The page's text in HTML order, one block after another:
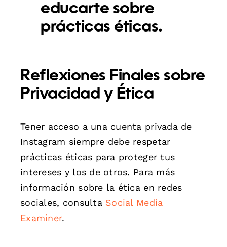
educarte sobre
prácticas éticas.
Reflexiones Finales sobre
Privacidad y Ética
Tener acceso a una cuenta privada de
Instagram siempre debe respetar
prácticas éticas para proteger tus
intereses y los de otros. Para más
información sobre la ética en redes
sociales, consulta Social Media
Examiner.